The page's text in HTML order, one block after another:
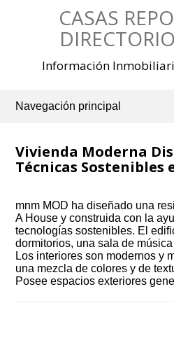
CASAS
Información
Navegación principal
Vivienda Moderna
Técnicas Sostenibles
mnm MOD ha diseñado una
A House y construida con la
tecnologías sostenibles. El
dormitorios, una sala de
Los interiores son modernos y
una mezcla de colores y de
Posee espacios exteriores